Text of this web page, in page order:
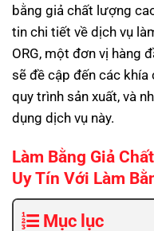
bằng giả chất lượng
tin chi tiết về dịch vụ
ORG, một đơn vị hàng
sẽ đề cập đến các
quy trình sản xuất, và
dụng dịch vụ này.
Làm Bằng Giả
Uy Tín Với Làm
Mục lục